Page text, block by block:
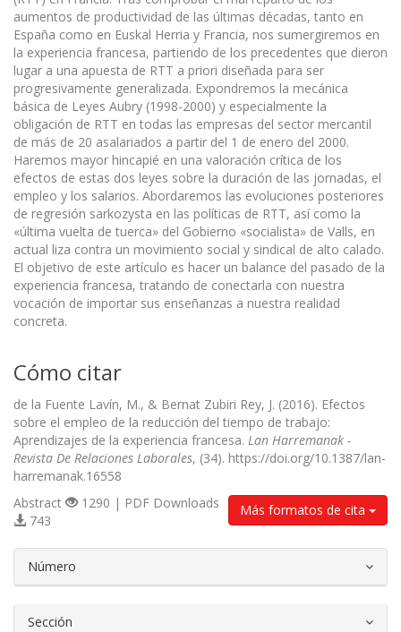
aumentos de productividad de las últimas décadas, tanto en
España como en Euskal Herria y Francia, nos sumergiremos en
la experiencia francesa, partiendo de los precedentes que dieron
lugar a una apuesta de RTT a priori diseñada para ser
progresivamente generalizada. Expondremos la mecánica
básica de Leyes Aubry (1998-2000) y especialmente la
obligación de RTT en todas las empresas del sector mercantil
de más de 20 asalariados a partir del 1 de enero del 2000.
Haremos mayor hincapié en una valoración crítica de los
efectos de estas dos leyes sobre la duración de las jornadas, el
empleo y los salarios. Abordaremos las evoluciones posteriores
de regresión sarkozysta en las políticas de RTT, así como la
«última vuelta de tuerca» del Gobierno «socialista» de Valls, en
actual liza contra un movimiento social y sindical de alto calado.
El objetivo de este artículo es hacer un balance del pasado de la
experiencia francesa, tratando de conectarla con nuestra
vocación de importar sus enseñanzas a nuestra realidad
concreta.
Cómo citar
de la Fuente Lavín, M., & Bernat Zubiri Rey, J. (2016). Efectos
sobre el empleo de la reducción del tiempo de trabajo:
Aprendizajes de la experiencia francesa. Lan Harremanak -
Revista De Relaciones Laborales, (34). https://doi.org/10.1387/lan-
harremanak.16558
Más formatos de cita
Abstract
1290 | PDF Downloads
743
Número
Sección